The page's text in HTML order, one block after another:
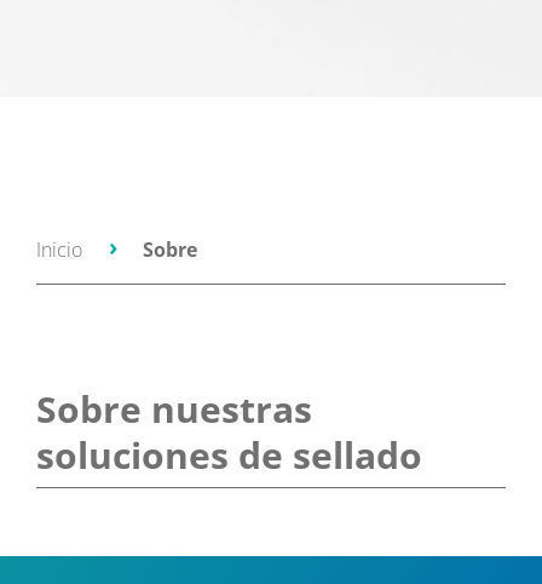
Inicio Sobre
Sobre nuestras
soluciones de sellado